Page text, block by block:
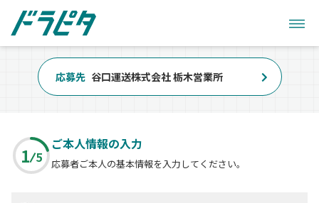
応募先 谷口運送株式会社 栃木営業所
1 5
ご本人情報の入力
応募者ご本人の基本情報を入力してください。